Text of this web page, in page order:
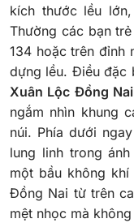
kích thước lều
Thường các bạn
134 hoặc trên đỉnh
dựng lều. Điều đặc
Xuân Lộc Đồng Nai
ngắm nhìn khung
núi. Phía dưới
lung linh trong
một bầu không
Đồng Nai từ trên
mệt nhọc mà